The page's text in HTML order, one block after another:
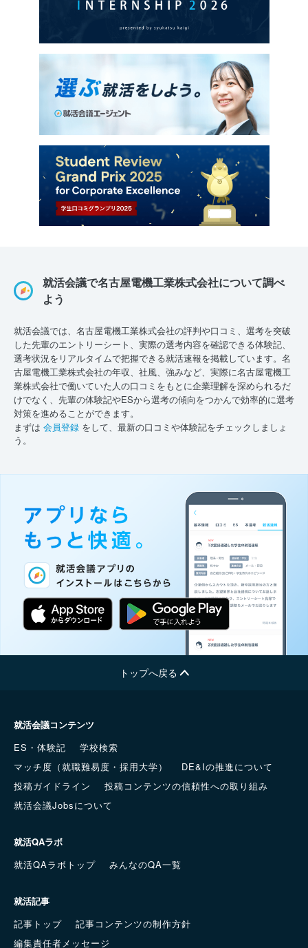
就活会議で名古屋電機工業株式会社について調べ
よう
就活会議では、名古屋電機工業株式会社の評判や口コミ、選考を突破
した先輩のエントリーシート、実際の選考内容を確認できる体験記、
選考状況をリアルタイムで把握できる就活速報を掲載しています。名
古屋電機工業株式会社の年収、社風、強みなど、実際に名古屋電機工
業株式会社で働いていた人の口コミをもとに企業理解を深められるだ
けでなく、先輩の体験記やESから選考の傾向をつかんで効率的に選考
対策を進めることができます。
まずは 会員登録 をして、最新の口コミや体験記をチェックしましょ
う。
トップへ戻る
就活会議コンテンツ
ES・体験記
学校検索
マッチ度（就職難易度・採用大学）
DE&Iの推進について
投稿ガイドライン
投稿コンテンツの信頼性への取り組み
就活会議Jobsについて
就活QAラボ
就活QAラボトップ
みんなのQA一覧
就活記事
記事トップ
記事コンテンツの制作方針
編集責任者メッセージ